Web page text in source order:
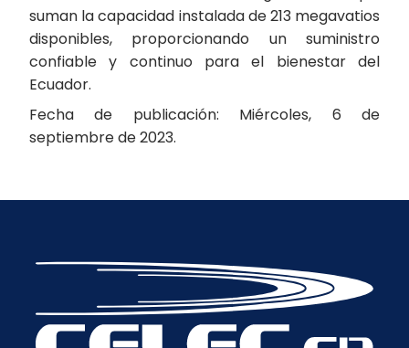
suman la capacidad instalada de 213 megavatios
disponibles, proporcionando un suministro
confiable y continuo para el bienestar del
Ecuador.
Fecha de publicación: Miércoles, 6 de
septiembre de 2023.